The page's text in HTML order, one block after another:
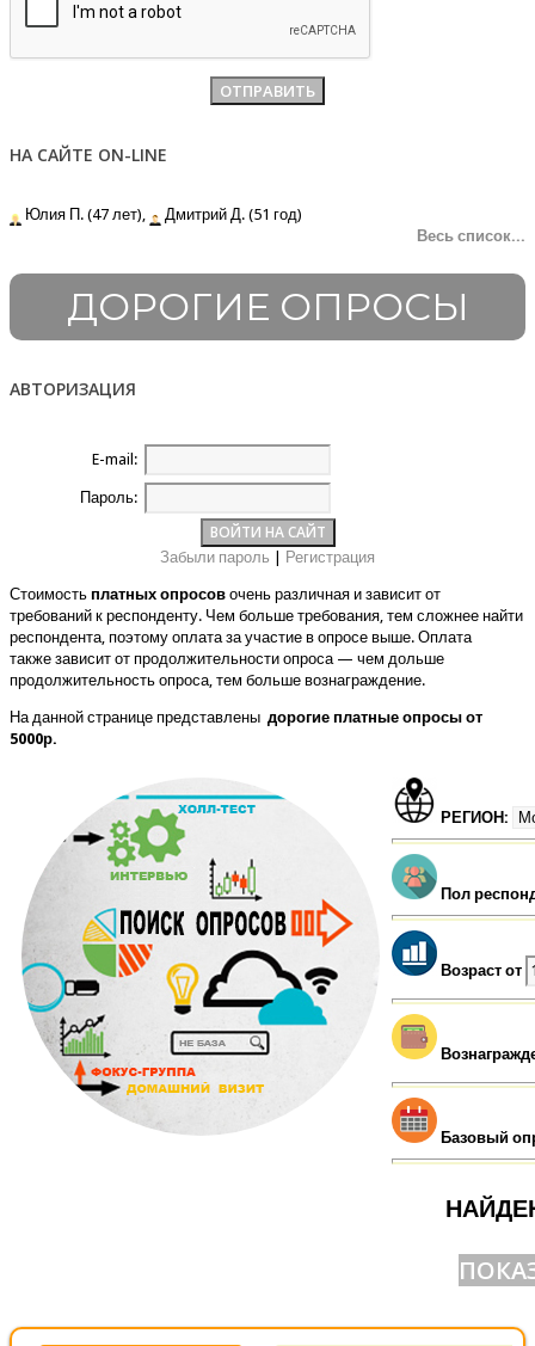
НА САЙТЕ ON-LINE
Юлия П. (47 лет),
Дмитрий Д. (51 год)
Весь список...
ДОРОГИЕ ОПРОСЫ
АВТОРИЗАЦИЯ
E-mail:
Пароль:
Забыли пароль Регистрация
Стоимость платных опросов очень различная и зависит от
требований к респонденту. Чем больше требования, тем сложнее найти
респондента, поэтому оплата за участие в опросе выше. Оплата
также зависит от продолжительности опроса — чем дольше
продолжительность опроса, тем больше вознаграждение.
На данной странице представлены дорогие платные опросы от
5000р.
РЕГИОН:
Пол
Возраст от
Базовый